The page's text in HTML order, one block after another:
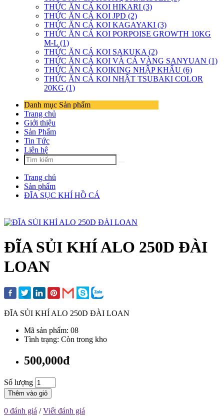
THỨC ĂN CÁ KOI HIKARI (3)
THỨC ĂN CÁ KOI JPD (2)
THỨC ĂN CÁ KOI KAGAYAKI (3)
THỨC ĂN CÁ KOI PORPOISE GROWTH 10KG
M-L (1)
THỨC ĂN CÁ KOI SAKUKA (2)
THỨC ĂN CÁ KOI VÀ CÁ VÀNG SANYUAN (1)
THỨC ĂN CÁ KOIKING NHẬP KHẨU (6)
THỨC ĂN CÁ KOI NHẬT TSUBAKI COLOR
20KG (1)
Danh mục Sản phẩm
Trang chủ
Giới thiệu
Sản Phẩm
Tin Tức
Liên hệ
Trang chủ
Sản phẩm
ĐĨA SỤC KHÍ HỒ CÁ
ĐĨA SỦI KHÍ ALO 250D ĐÀI
LOAN
ĐĨA SỦI KHÍ ALO 250D ĐÀI LOAN
Mã sản phẩm: 08
Tình trạng: Còn trong kho
500,000đ
Số lượng
Thêm vào giỏ
0 đánh giá /Viết đánh giá